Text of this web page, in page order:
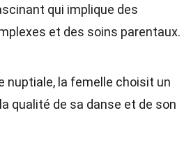
qui implique des
et des soins parentaux.
nuptiale, la femelle choisit un
qualité de sa danse et de son